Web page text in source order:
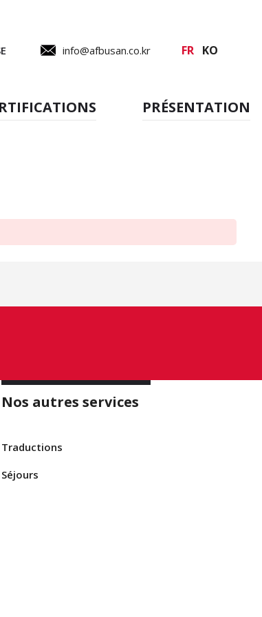
info@afbusan.co.kr FR KO
PRÉSENTATION
Nos autres services
Traductions
Séjours